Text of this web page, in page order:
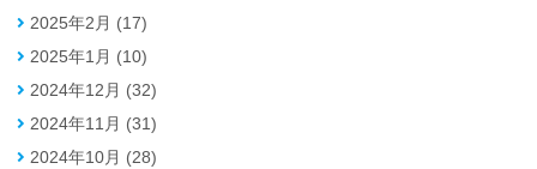
2025年2月 (17)
2025年1月 (10)
2024年12月 (32)
2024年11月 (31)
2024年10月 (28)